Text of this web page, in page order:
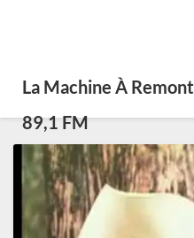
La Machine À
89,1 FM
SE0418
:
Americana
folk